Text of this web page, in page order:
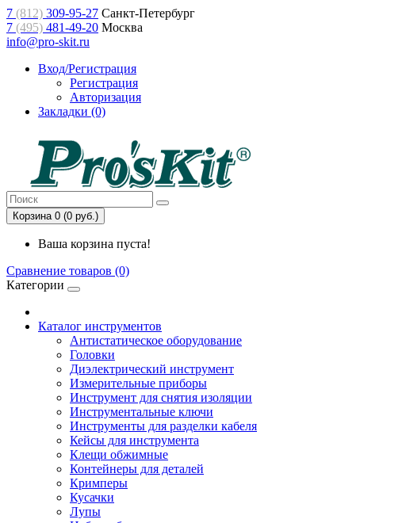
7 (812) 309-95-27 Санкт-Петербург
7 (495) 481-49-20 Москва
info@pro-skit.ru
Вход/Регистрация
Регистрация
Авторизация
Закладки (0)
Корзина 0 (0 руб.)
Ваша корзина пуста!
Сравнение товаров (0)
Категории
Каталог инструментов
Антистатическое оборудование
Головки
Диэлектрический инструмент
Измерительные приборы
Инструмент для снятия изоляции
Инструментальные ключи
Инструменты для разделки кабеля
Кейсы для инструмента
Клещи обжимные
Контейнеры для деталей
Кримперы
Кусачки
Лупы